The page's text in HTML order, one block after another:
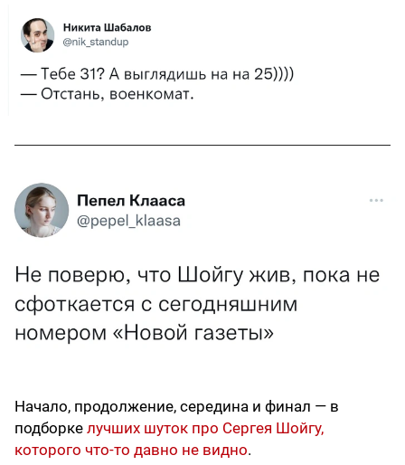
Начало, продолжение, середина и финал — в
подборке лучших шуток про Сергея Шойгу,
которого что-то давно не видно.